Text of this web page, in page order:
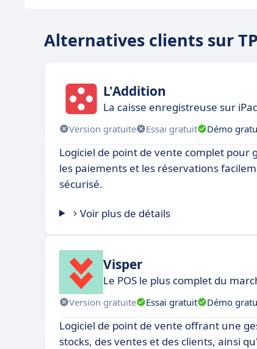
Alternatives clients sur
L'Addition
La caisse enregistreuse sur
Version gratuite Essai gratuit Démo
Logiciel de point de vente complet pour
les paiements et les réservations
sécurisé.
Voir plus de détails
Visper
Le POS le plus complet du
Version gratuite Essai gratuit Démo
Logiciel de point de vente offrant une
stocks, des ventes et des clients, ainsi